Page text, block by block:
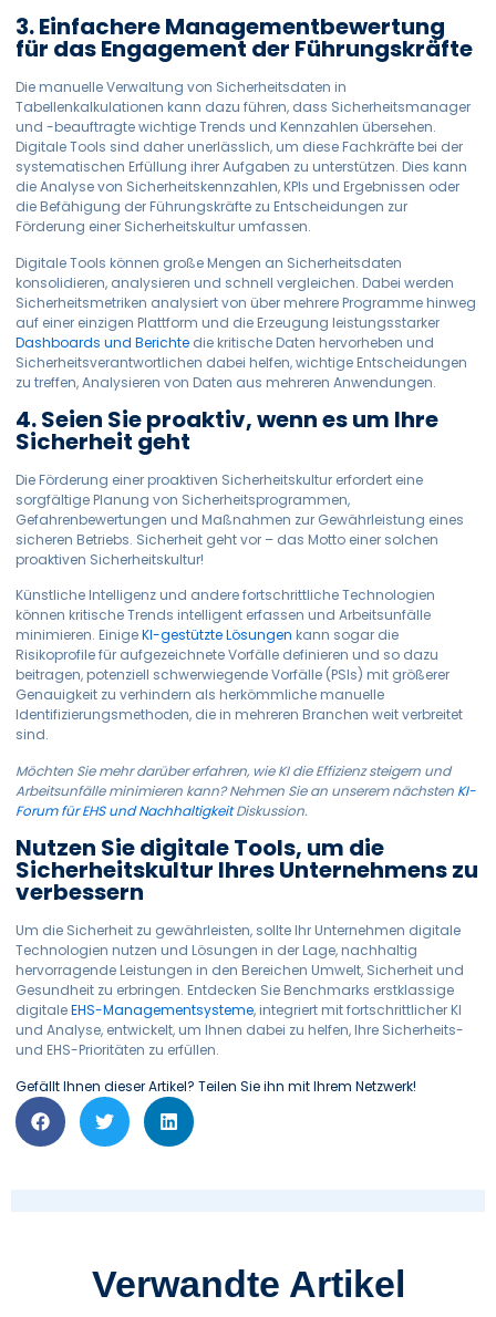
3. Einfachere Managementbewertung
für das Engagement der Führungskräfte
Die manuelle Verwaltung von Sicherheitsdaten in
Tabellenkalkulationen kann dazu führen, dass Sicherheitsmanager
und -beauftragte wichtige Trends und Kennzahlen übersehen.
Digitale Tools sind daher unerlässlich, um diese Fachkräfte bei der
systematischen Erfüllung ihrer Aufgaben zu unterstützen. Dies kann
die Analyse von Sicherheitskennzahlen, KPIs und Ergebnissen oder
die Befähigung der Führungskräfte zu Entscheidungen zur
Förderung einer Sicherheitskultur umfassen.
Digitale Tools können große Mengen an Sicherheitsdaten
konsolidieren, analysieren und schnell vergleichen. Dabei werden
Sicherheitsmetriken analysiert vonüber mehrere Programme hinweg
auf einer einzigen Plattform und die Erzeugung leistungsstarker
Dashboards und Berichte die kritische Daten hervorheben und
Sicherheitsverantwortlichen dabei helfen, wichtige Entscheidungen
zu treffen,Analysieren von Daten aus mehreren Anwendungen.
4. Seien Sie proaktiv, wenn es um Ihre
Sicherheit geht
Die Förderung einer proaktiven Sicherheitskultur erfordert eine
sorgfältige Planung von Sicherheitsprogrammen,
Gefahrenbewertungen und Maßnahmen zur Gewährleistung eines
sicheren Betriebs. Sicherheit geht vor – das Motto einer solchen
proaktiven Sicherheitskultur!
Künstliche Intelligenz und andere fortschrittliche Technologien
können kritische Trends intelligent erfassen und Arbeitsunfälle
minimieren. EinigeKI-gestützte Lösungen kann sogar die
Risikoprofile für aufgezeichnete Vorfälle definieren und so dazu
beitragen, potenziell schwerwiegende Vorfälle (PSIs) mit größerer
Genauigkeit zu verhindern als herkömmliche manuelle
Identifizierungsmethoden, die in mehreren Branchen weit verbreitet
sind.
Möchten Sie mehr darüber erfahren, wie KI die Effizienz steigern und
Arbeitsunfälle minimieren kann? Nehmen Sie an unserem nächsten KI-
Forum für EHS und NachhaltigkeitDiskussion.
Nutzen Sie digitale Tools, um die
Sicherheitskultur Ihres Unternehmens zu
verbessern
Um die Sicherheit zu gewährleisten, sollte Ihr Unternehmen digitale
Technologien nutzenund Lösungenin der Lage, nachhaltig
hervorragende Leistungen in den Bereichen Umwelt, Sicherheit und
Gesundheit zu erbringen. Entdecken Sie Benchmarks erstklassige
digitaleEHS-Managementsysteme, integriert mit fortschrittlicher KI
und Analyse, entwickelt, um Ihnen dabei zu helfen, Ihre Sicherheits-
und EHS-Prioritäten zu erfüllen.
Gefällt Ihnen dieser Artikel? Teilen Sie ihn mit Ihrem Netzwerk!
Verwandte Artikel